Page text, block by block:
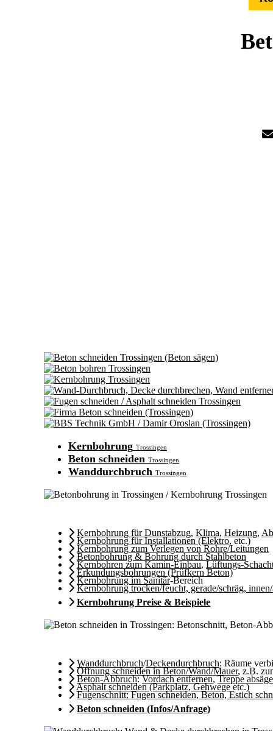
Kernbohrung Trossingen
Beton schneiden Trossingen
Wanddurchbruch Trossingen
Kernbohrung für Dunstabzug, Klima, Heizung,
Kernbohrung für Installationen (Elektro, etc.)
Kernbohrung zum Verlegen von Rohre/Leitungen
Betonbohrung & Bohrung durch Stahlbeton
Kernbohren zum Kamin-Einbau,Lüftungs-
Erkundungsbohrungen (Prüfkern Beton)
Kernbohrung im Sanitär-Bereich
Kernbohrung trocken/feucht, gerade/schräg,
Kernbohrung Preise & Beispiele
Wanddurchbruch/Deckendurchbruch: Räume
Öffnung schneiden in Beton/Wand/Mauer, z.B.
Beton-Abbruch:Vordach entfernen,Treppe
Asphalt schneiden (Parkplatz, Gehwegeetc.)
Fugenschnitt: Fugen schneiden, Beton, Estich
Beton schneiden (Infos/Anfrage)